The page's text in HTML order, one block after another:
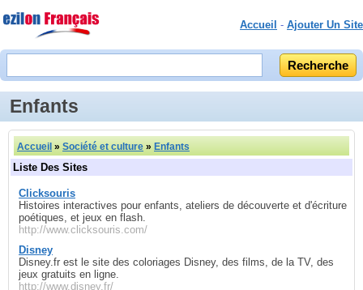
Accueil - Ajouter Un Site
Enfants
Accueil » Société et culture » Enfants
Liste Des Sites
Clicksouris
Histoires interactives pour enfants, ateliers de découverte et d'écriture
poétiques, et jeux en flash.
http://www.clicksouris.com/
Disney
Disney.fr est le site des coloriages Disney, des films, de la TV, des
jeux gratuits en ligne.
http://www.disney.fr/